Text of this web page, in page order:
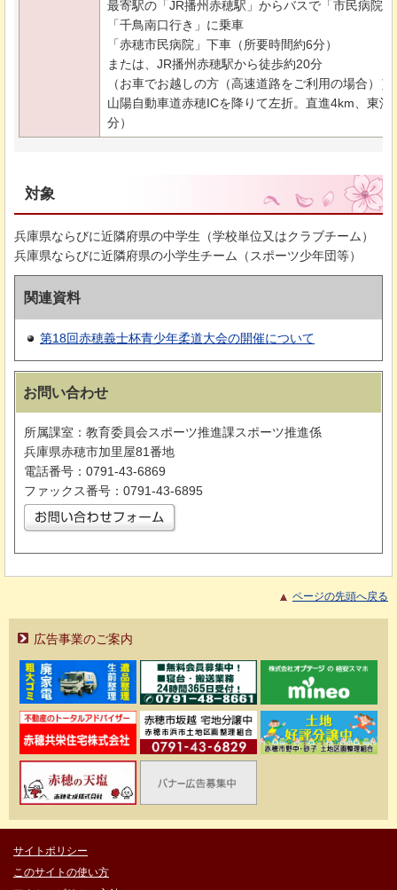
最寄駅の「JR播州赤穂駅」からバスで「市民病院
「千鳥南口行き」に乗車
「赤穂市民病院」下車（所要時間約6分）
または、JR播州赤穂駅から徒歩約20分
（お車でお越しの方（高速道路をご利用の場合））
山陽自動車道赤穂ICを降りて左折。直進4km、東
分）
対象
兵庫県ならびに近隣府県の中学生（学校単位又はクラブチーム）
兵庫県ならびに近隣府県の小学生チーム（スポーツ少年団等）
関連資料
第18回赤穂義士杯青少年柔道大会の開催について
お問い合わせ
所属課室：教育委員会スポーツ推進課スポーツ推進係
兵庫県赤穂市加里屋81番地
電話番号：0791-43-6869
ファックス番号：0791-43-6895
ページの先頭へ戻る
広告事業のご案内
サイトポリシー
このサイトの使い方